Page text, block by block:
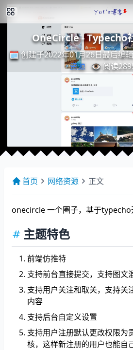
OneCircle - Typecho
🗓️ 创建于2022年01月26日 最 后 编 辑
最后编
资源 👁️ 阅读
首页 网络资源 正文
onecircle 一个圈子，基于typecho
主题特色
前端仿推特
支持前台直接提交，支持图文
支持用户关注和取关，支持关
内容
支持后台自定义设置
支持用户注册默认更改权限为
核，这样新注册的用户也能自